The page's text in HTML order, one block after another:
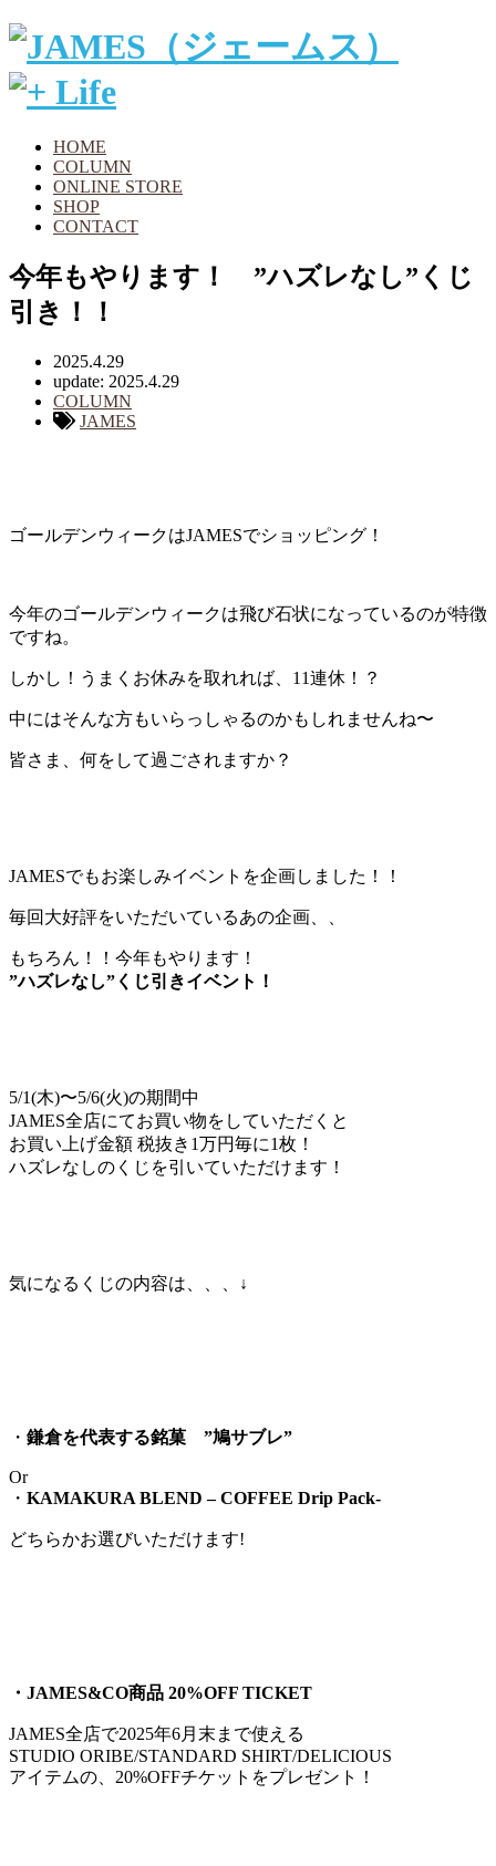
HOME
COLUMN
ONLINE STORE
SHOP
CONTACT
今年もやります！ ”ハズレなし”くじ
引き！！
2025.4.29
update: 2025.4.29
COLUMN
JAMES
ゴールデンウィークはJAMESでショッピング！
今年のゴールデンウィークは飛び石状になっているのが特徴
ですね。
しかし！うまくお休みを取れれば、11連休！？
中にはそんな方もいらっしゃるのかもしれませんね〜
皆さま、何をして過ごされますか？
JAMESでもお楽しみイベントを企画しました！！
毎回大好評をいただいているあの企画、、
もちろん！！今年もやります！
”ハズレなし”くじ引きイベント！
5/1(木)〜5/6(火)の期間中
JAMES全店にてお買い物をしていただくと
お買い上げ金額 税抜き1万円毎に1枚！
ハズレなしのくじを引いていただけます！
気になるくじの内容は、、、↓
・ 鎌倉を代表する銘菓 ”鳩サブレ”
Or
・ KAMAKURA BLEND – COFFEE Drip Pack-
どちらかお選びいただけます!
・JAMES&CO商品 20%OFF TICKET
JAMES全店で2025年6月末まで使える
STUDIO ORIBE/STANDARD SHIRT/DELICIOUS
アイテムの、20%OFFチケットをプレゼント！